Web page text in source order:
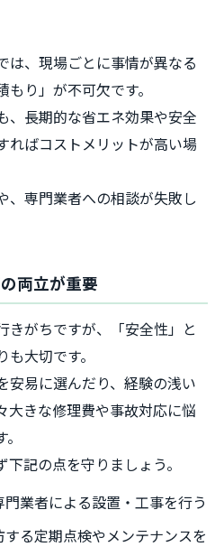
は、現場ごとに事情が異なる
り」が不可欠です。
、長期的な省エネ効果や安全
ればコストメリットが高い場
、専門業者への相談が失敗し
両立が重要
きがちですが、「安全性」と
も大切です。
安易に選んだり、経験の浅い
大きな修理費や事故対応に悩
下記の点を守りましょう。
業者による設置・工事を行う
る定期点検やメンテナンスを